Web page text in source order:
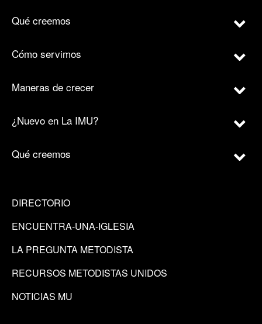
Qué creemos
Cómo servimos
Maneras de crecer
¿Nuevo en La IMU?
Qué creemos
DIRECTORIO
ENCUENTRA-UNA-IGLESIA
LA PREGUNTA METODISTA
RECURSOS METODISTAS UNIDOS
NOTICIAS MU